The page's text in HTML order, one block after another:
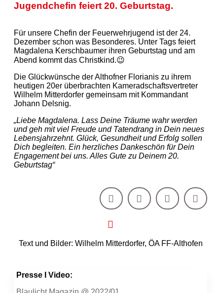
Jugendchefin feiert 20. Geburtstag.
Für unsere Chefin der Feuerwehrjugend ist der 24.
Dezember schon was Besonderes. Unter Tags feiert
Magdalena Kerschbaumer ihren Geburtstag und am
Abend kommt das Christkind.😉
Die Glückwünsche der Althofner Florianis zu ihrem
heutigen 20er überbrachten Kameradschaftsvertreter
Wilhelm Mitterdorfer gemeinsam mit Kommandant
Johann Delsnig.
„Liebe Magdalena. Lass Deine Träume wahr werden
und geh mit viel Freude und Tatendrang in Dein neues
Lebensjahrzehnt. Glück, Gesundheit und Erfolg sollen
Dich begleiten. Ein herzliches Dankeschön für Dein
Engagement bei uns. Alles Gute zu Deinem 20.
Geburtstag“
Text und Bilder: Wilhelm Mitterdorfer, ÖA FF-Althofen
Presse I Video: